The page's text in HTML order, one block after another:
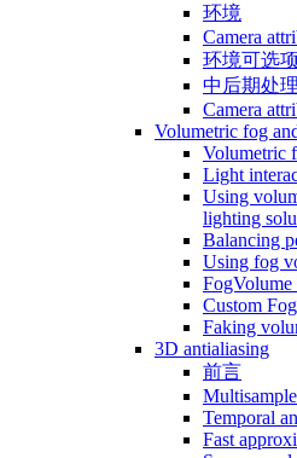
环境
Camera
环境可选项
中后期处
Camera
Volumetric fog
Volumetric
Light
Using
lighting
Balancing
Using fog
FogVolume
Custom
Faking
3D antialiasing
前言
Temporal
Fast